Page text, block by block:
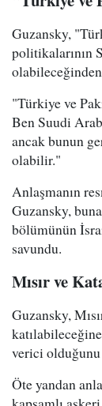
Guzansky,
politikalarının
"Türkiye ve
Ben Suudi
ancak bunun
olabilir."
Anlaşmanın
Guzansky,
bölümünün
savundu.
Mısır ve
Guzansky,
verici
Öte yandan